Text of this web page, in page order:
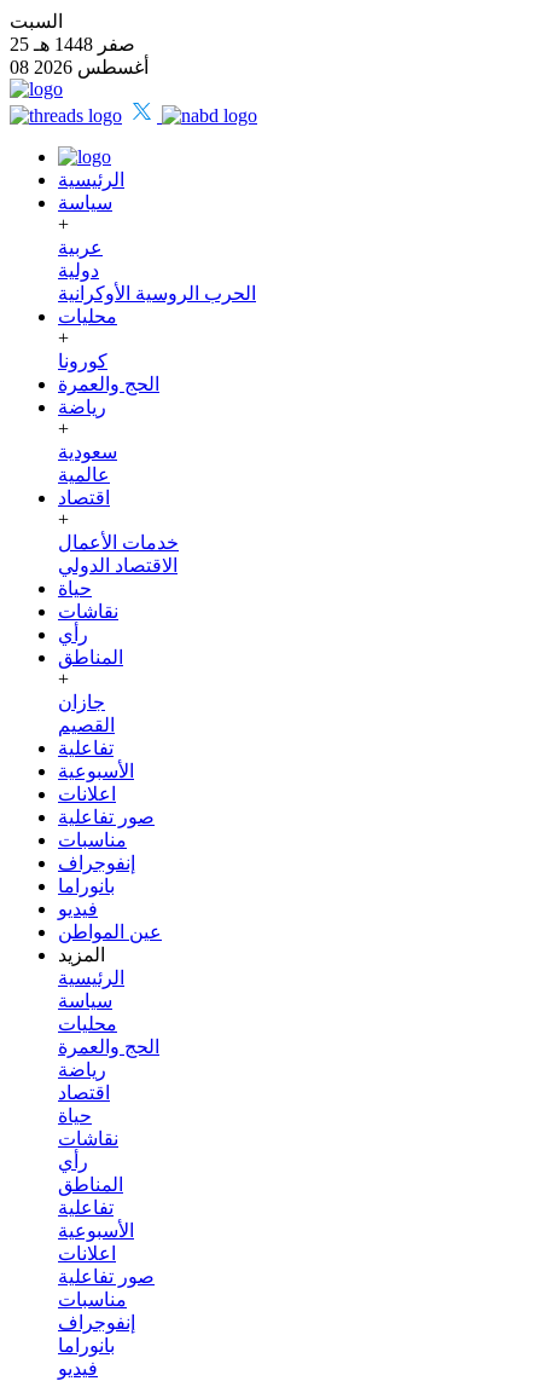
السبت
25 صفر 1448 هـ
08 أغسطس 2026
الرئيسية
سياسة
+
عربية
دولية
الحرب الروسية الأوكرانية
محليات
+
كورونا
الحج والعمرة
رياضة
+
سعودية
عالمية
اقتصاد
+
خدمات الأعمال
الاقتصاد الدولي
حياة
نقاشات
رأي
المناطق
+
جازان
القصيم
تفاعلية
الأسبوعية
اعلانات
صور تفاعلية
مناسبات
إنفوجراف
بانوراما
فيديو
عين المواطن
المزيد
الرئيسية
سياسة
محليات
الحج والعمرة
رياضة
اقتصاد
حياة
نقاشات
رأي
المناطق
تفاعلية
الأسبوعية
اعلانات
صور تفاعلية
مناسبات
إنفوجراف
بانوراما
فيديو